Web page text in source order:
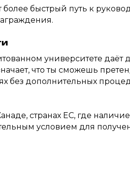
более быстрый путь к
университете даёт
что ты сможешь
без дополнительных
странах ЕС, где наличие
условием для